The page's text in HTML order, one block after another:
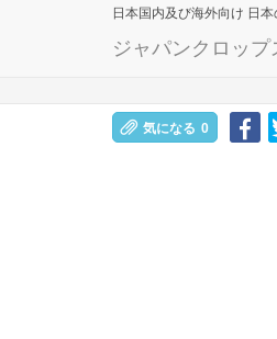
日本国内及び海外向け 日
ジャパンクロップ
気になる 0